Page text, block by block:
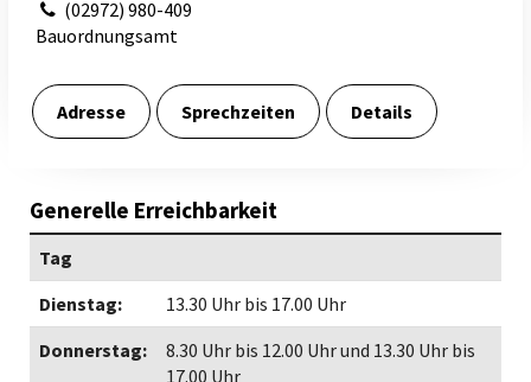
(02972) 980-409
Bauordnungsamt
Adresse Sprechzeiten Details
Generelle Erreichbarkeit
Tag
Dienstag:
13.30 Uhr bis 17.00 Uhr
Donnerstag:
8.30 Uhr bis 12.00 Uhr und 13.30 Uhr bis
17.00 Uhr